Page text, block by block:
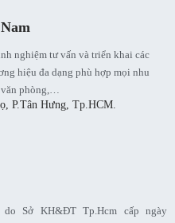
nghiệm tư vấn và triển khai các
hiệu đa dạng phù hợp mọi nhu
văn phòng,…
P.Tân Hưng, Tp.HCM.
do Sở KH&ĐT Tp.Hcm cấp ngày